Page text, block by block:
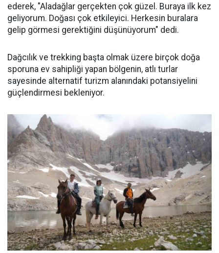
ederek, "Aladağlar gerçekten çok güzel. Buraya ilk kez
geliyorum. Doğası çok etkileyici. Herkesin buralara
gelip görmesi gerektiğini düşünüyorum" dedi.
Dağcılık ve trekking başta olmak üzere birçok doğa
sporuna ev sahipliği yapan bölgenin, atlı turlar
sayesinde alternatif turizm alanındaki potansiyelini
güçlendirmesi bekleniyor.